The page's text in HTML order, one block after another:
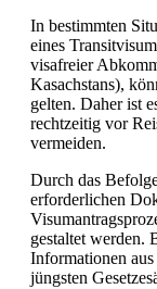
In bestimmten
eines
visafreier
Kasachstans),
gelten. Daher ist
rechtzeitig vor
vermeiden.
Durch das
erforderlichen
gestaltet werden.
Informationen
jüngsten